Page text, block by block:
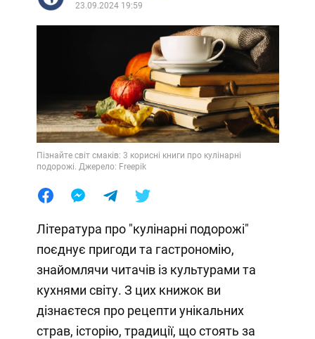
23.09.2024 19:59
Пізнайте світ смаків: 3 корисні книги про кулінарні
подорожі. Джерело: Freepik
Література про "кулінарні подорожі"
поєднує пригоди та гастрономію,
знайомлячи читачів із культурами та
кухнями світу. З цих книжок ви
дізнаєтеся про рецепти унікальних
страв, історію, традиції, що стоять за